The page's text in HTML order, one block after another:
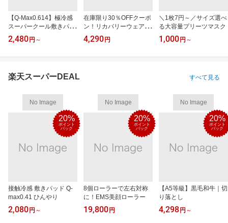
【Q-Max0.614】極冷感
スーパークール敷きパッ
ド
2,480 円 ～
在庫限り30％OFFクーポ
ン！リカバリーウェアRe
D
4,290 円
＼1枚7円～／サイズ選べ
る大容量プリーツマスク
1,000 円 ～
楽天スーパーDEAL すべて見る
No Image
20%
ポイント
バック
接触冷感 敷きパッド Q-
max0.41 ひんやり
2,080 円 ～
No Image
20%
ポイント
バック
8個ローラーで左右対称
に！EMS美顔ローラー
19,800 円
No Image
20%
ポイント
バック
【A5等級】黒毛和牛｜切
り落とし
4,298 円 ～